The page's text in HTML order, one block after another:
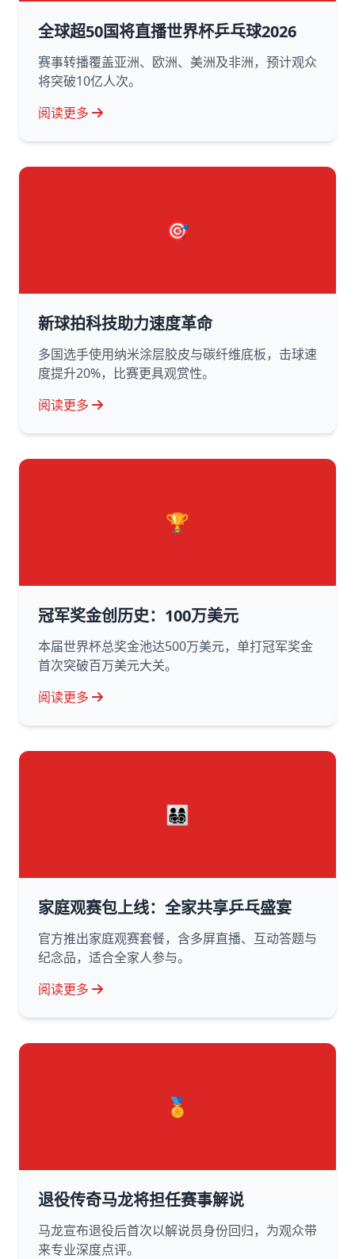
全球超50国将直播世界杯乒乓球2026
赛事转播覆盖亚洲、欧洲、美洲及非洲，预计观众
将突破10亿人次。
阅读更多
🎯
新球拍科技助力速度革命
多国选手使用纳米涂层胶皮与碳纤维底板，击球速
度提升20%，比赛更具观赏性。
阅读更多
🏆
冠军奖金创历史：100万美元
本届世界杯总奖金池达500万美元，单打冠军奖金
首次突破百万美元大关。
阅读更多
👨‍👩‍👧‍👦
家庭观赛包上线：全家共享乒乓盛宴
官方推出家庭观赛套餐，含多屏直播、互动答题与
纪念品，适合全家人参与。
阅读更多
🏅
退役传奇马龙将担任赛事解说
马龙宣布退役后首次以解说员身份回归，为观众带
来专业深度点评。